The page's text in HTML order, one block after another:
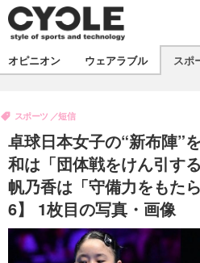
製品/用品
飲食
コラム
ボイス
デバイス
ビジネス
海外
スポーツ
短信
選手
動画
イベント
試乗会
ツアー
エンタメ
芸能
ライフ
オピニオン ウェアラブル スポ
卓球日本女子の“新布陣
和は「団体戦をけん引す
帆乃香は「守備力をもた
6】 1枚目の写真・画像
スポーツ 短信